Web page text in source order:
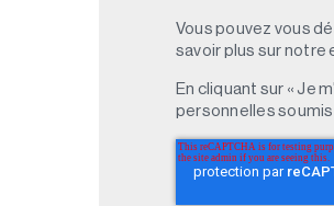
Vous pouvez vous
savoir plus sur notre
En cliquant sur « Je
personnelles